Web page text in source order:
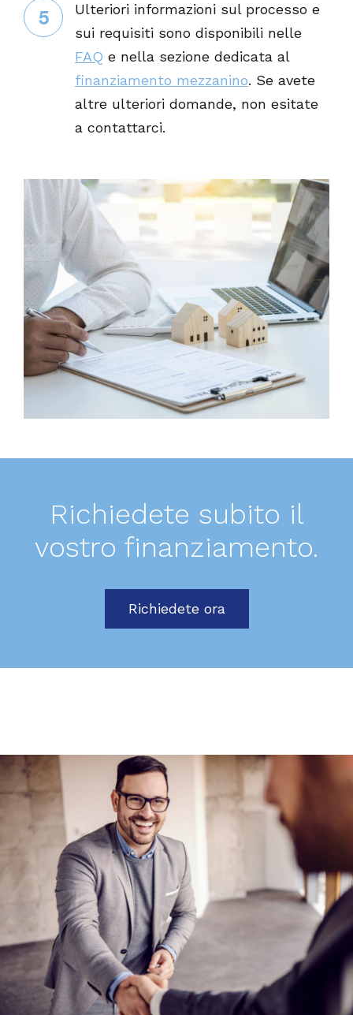
5
Ulteriori informazioni sul processo e
sui requisiti sono disponibili nelle
FAQ e nella sezione dedicata al
finanziamento mezzanino. Se avete
altre ulteriori domande, non esitate
a contattarci.
Richiedete subito il
vostro finanziamento.
Richiedete ora